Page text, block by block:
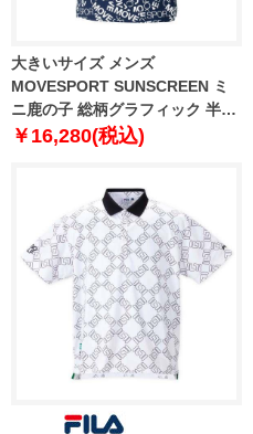
大きいサイズ メンズ
MOVESPORT SUNSCREEN ミ
ニ鹿の子 総柄グラフィック 半袖
ポロシャツ ネイビー × ホワイト
￥16,280(税込)